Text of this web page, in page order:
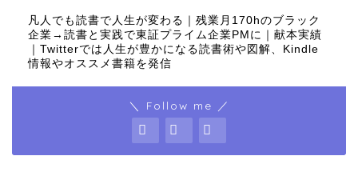
凡人でも読書で人生が変わる｜残業月170hのブラック
企業→読書と実践で東証プライム企業PMに｜献本実績
｜Twitterでは人生が豊かになる読書術や図解、Kindle
情報やオススメ書籍を発信
＼ Follow me ／